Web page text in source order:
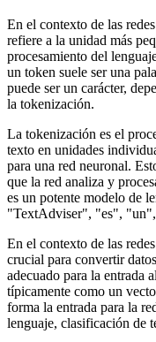
En el contexto de las
refiere a la unidad más
procesamiento del
un token suele ser una
puede ser un carácter,
la tokenización.
La tokenización es el
texto en unidades
para una red neuronal.
que la red analiza y
es un potente modelo de
"TextAdviser", "es",
En el contexto de las
crucial para convertir
adecuado para la entrada
típicamente como un
forma la entrada para la
lenguaje, clasificación de